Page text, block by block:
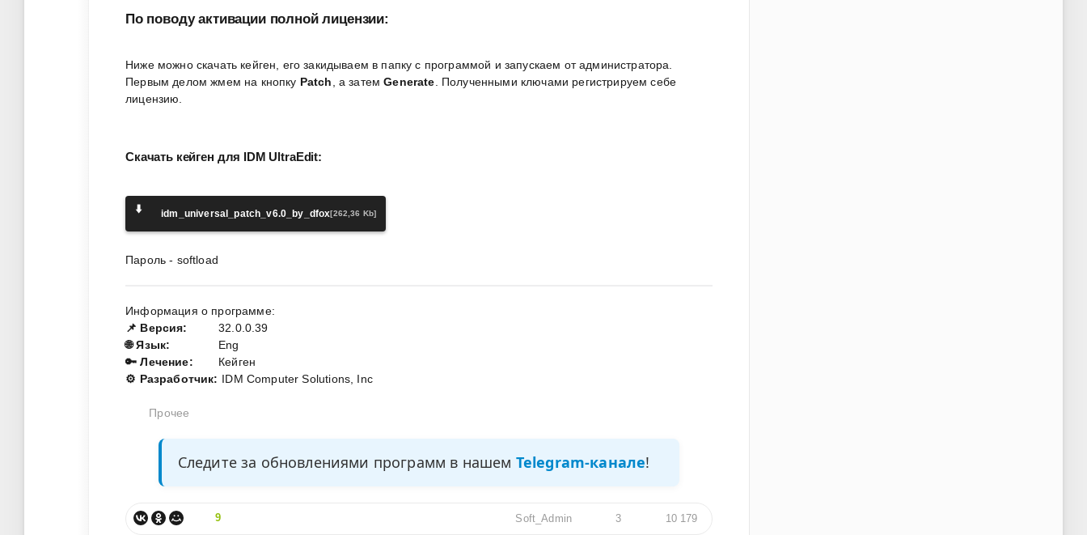
По поводу активации полной лицензии:
Ниже можно скачать кейген, его закидываем в папку с программой и запускаем от администратора.
Первым делом жмем на кнопку Patch , а затемGenerate . Полученными ключами регистрируем себе
лицензию.
Скачать кейген для IDM UltraEdit:
⬇️ idm_universal_patch_v6.0_by_dfox[262,36 Kb]
Пароль - softload
Информация о программе:
📌 Версия:
32.0.0.39
🌐 Язык:
Eng
🔑 Лечение:
Кейген
⚙️ Разработчик: IDM Computer Solutions, Inc
Прочее
Следите за обновлениями программ в нашем Telegram-канале!
9 Soft_Admin 3 10 179